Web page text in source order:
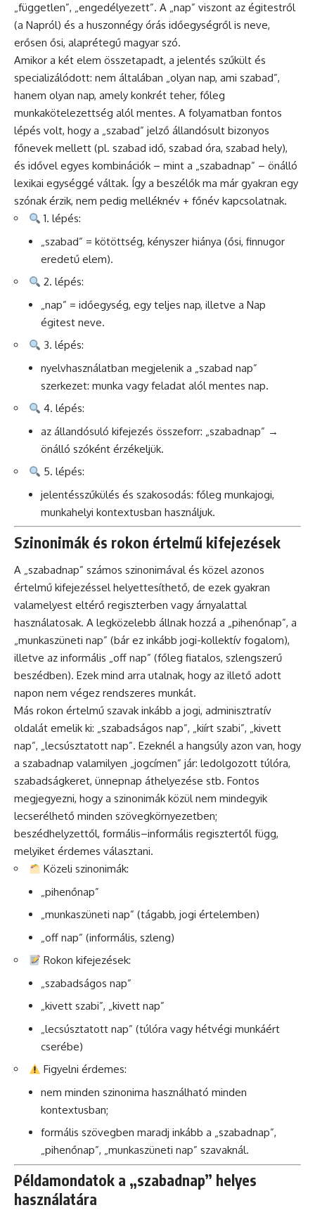
„független”, „engedélyezett”. A „nap” viszont az égitestről
(a Napról) és a huszonnégy órás időegységről is neve,
erősen ősi, alaprétegű magyar szó.
Amikor a két elem összetapadt, a jelentés szűkült és
specializálódott: nem általában „olyan nap, ami szabad”,
hanem olyan nap, amely konkrét teher, főleg
munkakötelezettség alól mentes. A folyamatban fontos
lépés volt, hogy a „szabad” jelző állandósult bizonyos
főnevek mellett (pl. szabad idő, szabad óra, szabad hely),
és idővel egyes kombinációk – mint a „szabadnap” – önálló
lexikai egységgé váltak. Így a beszélők ma már gyakran egy
szónak érzik, nem pedig melléknév + főnév kapcsolatnak.
1. lépés:
„szabad” = kötöttség, kényszer hiánya (ősi, finnugor
eredetű elem).
2. lépés:
„nap” = időegység, egy teljes nap, illetve a Nap
égitest neve.
3. lépés:
nyelvhasználatban megjelenik a „szabad nap”
szerkezet: munka vagy feladat alól mentes nap.
4. lépés:
az állandósuló kifejezés összeforr: „szabadnap” →
önálló szóként érzékeljük.
5. lépés:
jelentésszűkülés és szakosodás: főleg munkajogi,
munkahelyi kontextusban használjuk.
Szinonimák és rokon értelmű kifejezések
A „szabadnap” számos szinonimával és közel azonos
értelmű kifejezéssel helyettesíthető, de ezek gyakran
valamelyest eltérő regiszterben vagy árnyalattal
használatosak. A legközelebb állnak hozzá a „pihenőnap”, a
„munkaszüneti nap” (bár ez inkább jogi-kollektív fogalom),
illetve az informális „off nap” (főleg fiatalos, szlengszerű
beszédben). Ezek mind arra utalnak, hogy az illető adott
napon nem végez rendszeres munkát.
Más rokon értelmű szavak inkább a jogi, adminisztratív
oldalát emelik ki: „szabadságos nap”, „kiírt szabi”, „kivett
nap”, „lecsúsztatott nap”. Ezeknél a hangsúly azon van, hogy
a szabadnap valamilyen „jogcímen” jár: ledolgozott túlóra,
szabadságkeret, ünnepnap áthelyezése stb. Fontos
megjegyezni, hogy a szinonimák közül nem mindegyik
lecserélhető minden szövegkörnyezetben;
beszédhelyzettől, formális–informális regisztertől függ,
melyiket érdemes választani.
Közeli szinonimák:
„pihenőnap”
„munkaszüneti nap” (tágabb, jogi értelemben)
„off nap” (informális, szleng)
Rokon kifejezések:
„szabadságos nap”
„kivett szabi”, „kivett nap”
„lecsúsztatott nap” (túlóra vagy hétvégi munkáért
cserébe)
Figyelni érdemes:
nem minden szinonima használható minden
kontextusban;
formális szövegben maradj inkább a „szabadnap”,
„pihenőnap”, „munkaszüneti nap” szavaknál.
Példamondatok a „szabadnap” helyes
használatára